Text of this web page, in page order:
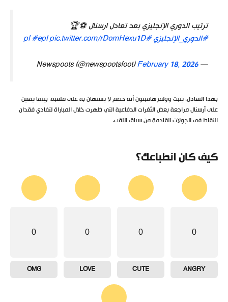
ترتيب الدوري الإنجليزي بعد تعادل ارسنال ⚽🏆
#الدوري_الإنجليزي#pl
#eplpic.twitter.com/rDomHexu1D
— Newspoots (@newspootsfoot)
February 18, 2026
بهذا التعادل، يثبت وولفرهامبتون أنه خصم لا يستهان به على ملعبه، بينما يتعين
على أرسنال مراجعة بعض الثغرات الدفاعية التي ظهرت خلال المباراة لتفادي فقدان
النقاط في الجولات القادمة من سباق اللقب.
كيف كان انطباعك؟
0
ANGRY
0
CUTE
0
LOVE
0
OMG